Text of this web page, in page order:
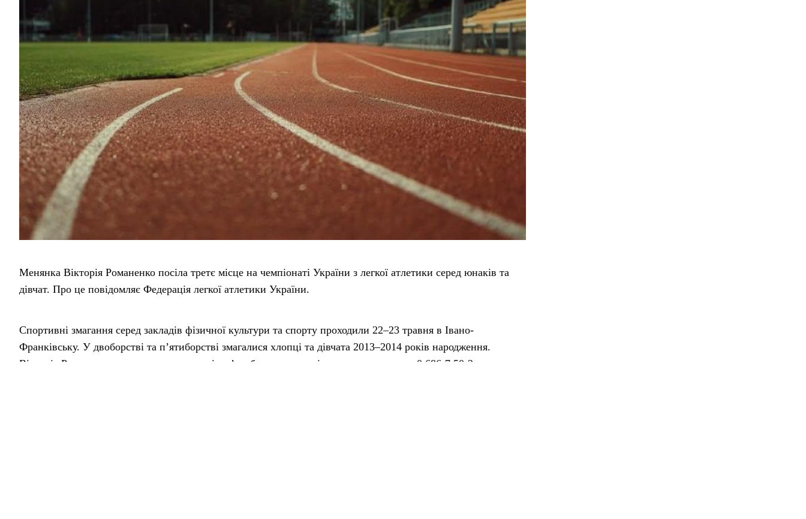
Менянка Вікторія Романенко посіла третє місце на чемпіонаті України з легкої атлетики серед юнаків та
дівчат. Про це повідомляє Федерація легкої атлетики України.
Спортивні змагання серед закладів фізичної культури та спорту проходили 22–23 травня в Івано-
Франківську. У двоборстві та п’ятиборстві змагалися хлопці та дівчата 2013–2014 років народження.
Вікторія Романенко виступила у програмі з п’ятиборства з технічними показниками 0.686-7.50-2кг та